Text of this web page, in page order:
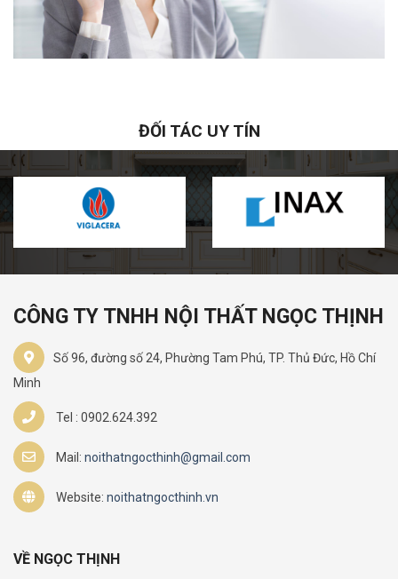
ĐỐI TÁC UY TÍN
CÔNG TY TNHH NỘI THẤT NGỌC THỊNH
Số 96, đường số 24, Phường Tam Phú, TP. Thủ Đức, Hồ Chí
Minh
Tel : 0902.624.392
Mail: noithatngocthinh@gmail.com
Website: noithatngocthinh.vn
VỀ NGỌC THỊNH